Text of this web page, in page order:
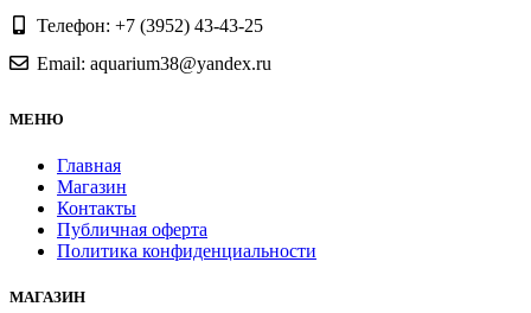
Телефон: +7 (3952) 43-43-25
Email: aquarium38@yandex.ru
МЕНЮ
Главная
Магазин
Контакты
Публичная оферта
Политика конфиденциальности
МАГАЗИН